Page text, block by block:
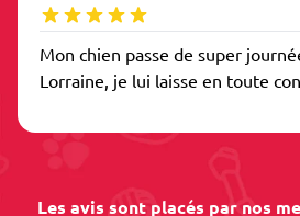
Mon chien passe de super
Lorraine, je lui laisse en toute
Les avis sont placés par nos